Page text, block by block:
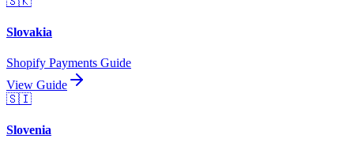
Slovakia
Shopify Payments Guide
View Guide
🇸🇮
Slovenia